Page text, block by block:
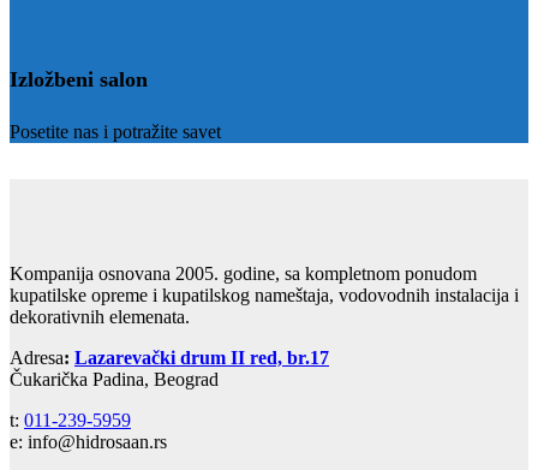
Izložbeni salon
Posetite nas i potražite savet
Kompanija osnovana 2005. godine, sa kompletnom ponudom
kupatilske opreme i kupatilskog nameštaja, vodovodnih instalacija i
dekorativnih elemenata.
Adresa: Lazarevački drum II red, br.17
Čukarička Padina, Beograd
t: 011-239-5959
e: info@hidrosaan.rs